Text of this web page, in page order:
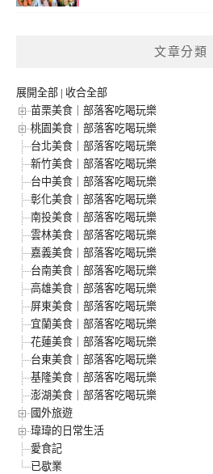
文章分類
展開全部 | 收合全部
苗栗美食｜部落客吃喝玩樂
桃園美食｜部落客吃喝玩樂
台北美食｜部落客吃喝玩樂
新竹美食｜部落客吃喝玩樂
台中美食｜部落客吃喝玩樂
彰化美食｜部落客吃喝玩樂
南投美食｜部落客吃喝玩樂
雲林美食｜部落客吃喝玩樂
嘉義美食｜部落客吃喝玩樂
台南美食｜部落客吃喝玩樂
高雄美食｜部落客吃喝玩樂
屏東美食｜部落客吃喝玩樂
宜蘭美食｜部落客吃喝玩樂
花蓮美食｜部落客吃喝玩樂
台東美食｜部落客吃喝玩樂
基隆美食｜部落客吃喝玩樂
澎湖美食｜部落客吃喝玩樂
國外旅遊
瑋瑋的日常生活
愛食記
已歇業